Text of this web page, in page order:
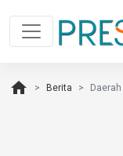
home Berita Daerah